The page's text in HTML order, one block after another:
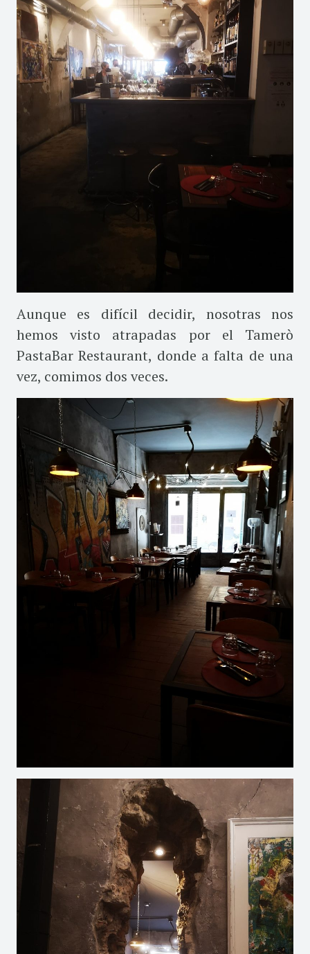
Aunque es difícil decidir, nosotras nos
hemos visto atrapadas por el Tamerò
PastaBar Restaurant, donde a falta de una
vez, comimos dos veces.